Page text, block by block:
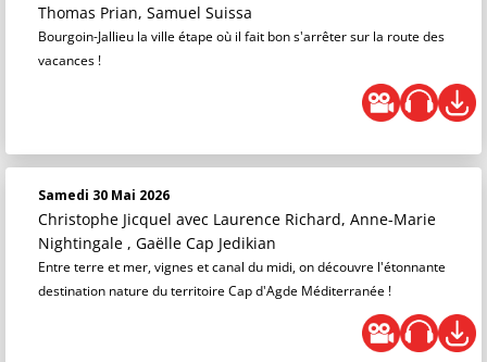
Thomas Prian, Samuel Suissa
Bourgoin-Jallieu la ville étape où il fait bon s'arrêter sur la route des
vacances !
Samedi 30 Mai 2026
Christophe Jicquel avec Laurence Richard, Anne-Marie
Nightingale , Gaëlle Cap Jedikian
Entre terre et mer, vignes et canal du midi, on découvre l'étonnante
destination nature du territoire Cap d'Agde Méditerranée !